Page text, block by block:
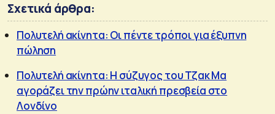
Σχετικά άρθρα:
Πολυτελή ακίνητα: Οι πέντε τρόποι για έξυπνη
πώληση
Πολυτελή ακίνητα: Η σύζυγος του Τζακ Μα
αγοράζει την πρώην ιταλική πρεσβεία στο
Λονδίνο